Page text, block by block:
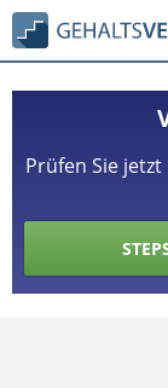
Prüfen Sie